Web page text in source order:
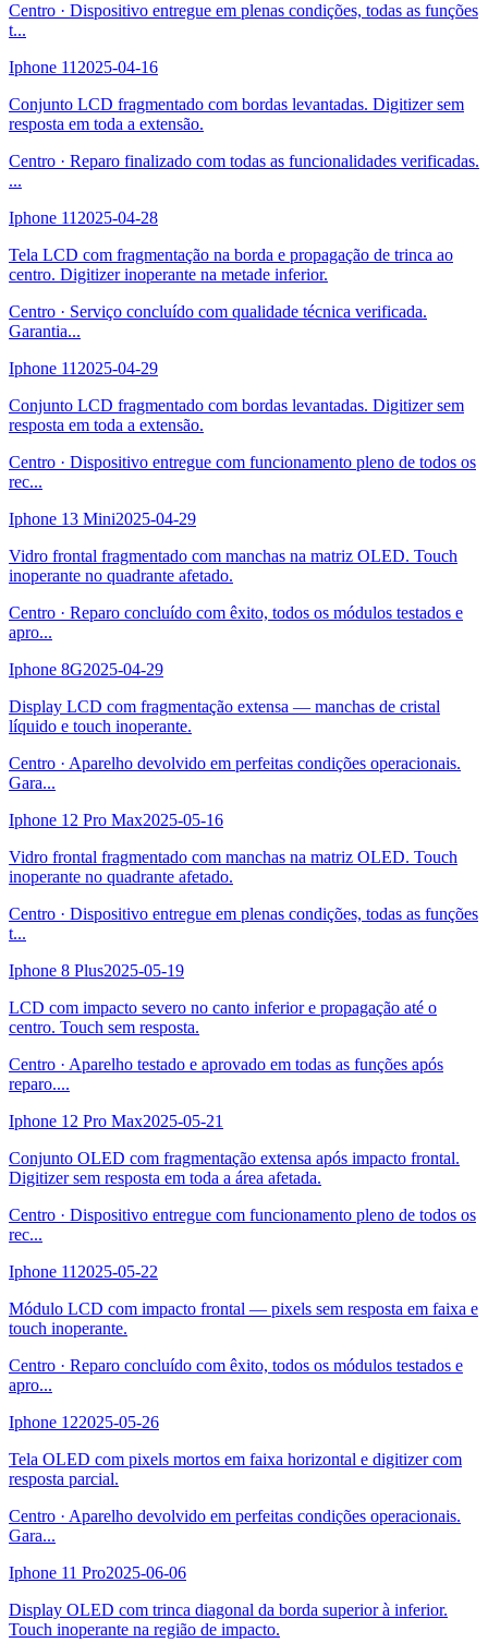
Centro · Dispositivo entregue em plenas condições, todas as funções
t...
Iphone 112025-04-16
Conjunto LCD fragmentado com bordas levantadas. Digitizer sem
resposta em toda a extensão.
Centro · Reparo finalizado com todas as funcionalidades verificadas.
...
Iphone 112025-04-28
Tela LCD com fragmentação na borda e propagação de trinca ao
centro. Digitizer inoperante na metade inferior.
Centro · Serviço concluído com qualidade técnica verificada.
Garantia...
Iphone 112025-04-29
Conjunto LCD fragmentado com bordas levantadas. Digitizer sem
resposta em toda a extensão.
Centro · Dispositivo entregue com funcionamento pleno de todos os
rec...
Iphone 13 Mini2025-04-29
Vidro frontal fragmentado com manchas na matriz OLED. Touch
inoperante no quadrante afetado.
Centro · Reparo concluído com êxito, todos os módulos testados e
apro...
Iphone 8G2025-04-29
Display LCD com fragmentação extensa — manchas de cristal
líquido e touch inoperante.
Centro · Aparelho devolvido em perfeitas condições operacionais.
Gara...
Iphone 12 Pro Max2025-05-16
Vidro frontal fragmentado com manchas na matriz OLED. Touch
inoperante no quadrante afetado.
Centro · Dispositivo entregue em plenas condições, todas as funções
t...
Iphone 8 Plus2025-05-19
LCD com impacto severo no canto inferior e propagação até o
centro. Touch sem resposta.
Centro · Aparelho testado e aprovado em todas as funções após
reparo....
Iphone 12 Pro Max2025-05-21
Conjunto OLED com fragmentação extensa após impacto frontal.
Digitizer sem resposta em toda a área afetada.
Centro · Dispositivo entregue com funcionamento pleno de todos os
rec...
Iphone 112025-05-22
Módulo LCD com impacto frontal — pixels sem resposta em faixa e
touch inoperante.
Centro · Reparo concluído com êxito, todos os módulos testados e
apro...
Iphone 122025-05-26
Tela OLED com pixels mortos em faixa horizontal e digitizer com
resposta parcial.
Centro · Aparelho devolvido em perfeitas condições operacionais.
Gara...
Iphone 11 Pro2025-06-06
Display OLED com trinca diagonal da borda superior à inferior.
Touch inoperante na região de impacto.